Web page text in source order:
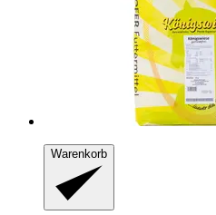
Warenkorb